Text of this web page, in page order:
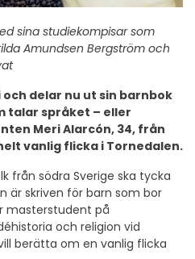
sina studiekompisar som
Amundsen Bergström och
delar nu ut sin barnbok
talar språket – eller
Meri Alarcón, 34, från
vanlig flicka i Tornedalen.
från södra Sverige ska tycka
är skriven för barn som bor
masterstudent på
och religion vid
berätta om en vanlig flicka